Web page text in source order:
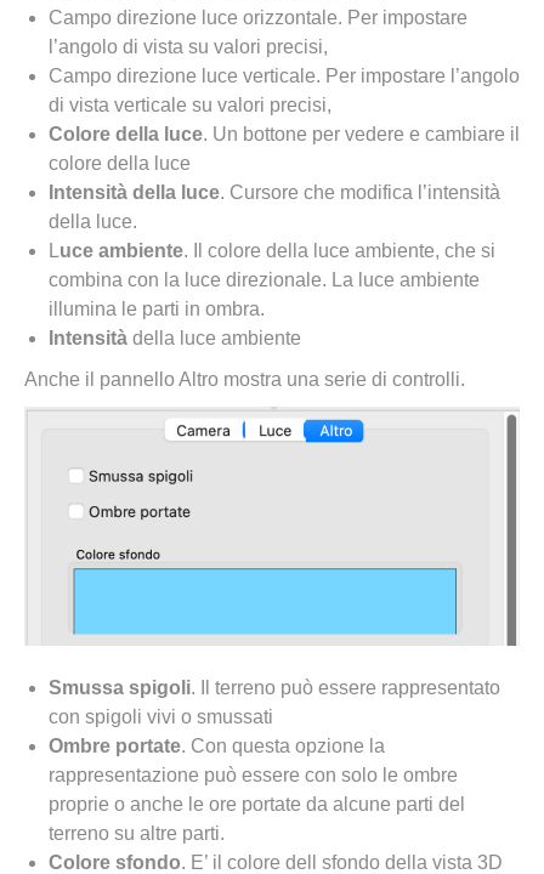
Campo direzione luce orizzontale. Per impostare
l’angolo di vista su valori precisi,
Campo direzione luce verticale. Per impostare l’angolo
di vista verticale su valori precisi,
Colore della luce. Un bottone per vedere e cambiare il
colore della luce
Intensità della luce. Cursore che modifica l’intensità
della luce.
Luce ambiente. Il colore della luce ambiente, che si
combina con la luce direzionale. La luce ambiente
illumina le parti in ombra.
Intensità della luce ambiente
Anche il pannello Altro mostra una serie di controlli.
Smussa spigoli. Il terreno può essere rappresentato
con spigoli vivi o smussati
Ombre portate. Con questa opzione la
rappresentazione può essere con solo le ombre
proprie o anche le ore portate da alcune parti del
terreno su altre parti.
Colore sfondo. E’ il colore dell sfondo della vista 3D